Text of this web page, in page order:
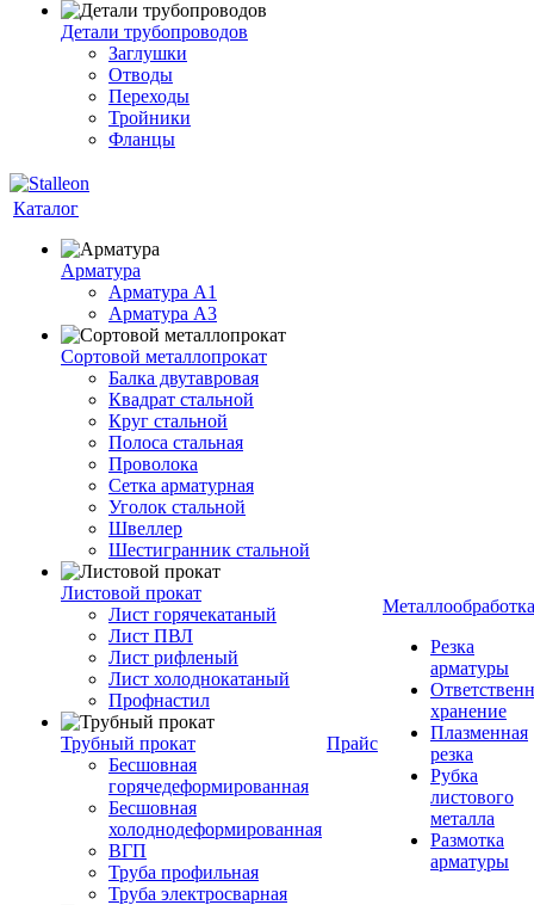
Детали трубопроводов
Заглушки
Отводы
Переходы
Тройники
Фланцы
Каталог
Арматура
Арматура A1
Арматура А3
Сортовой металлопрокат
Балка двутавровая
Квадрат стальной
Круг стальной
Полоса стальная
Проволока
Сетка арматурная
Уголок стальной
Швеллер
Шестигранник стальной
Листовой прокат
Лист горячекатаный
Лист ПВЛ
Лист рифленый
Лист холоднокатаный
Профнастил
Трубный прокат
Бесшовная
горячедеформированная
Бесшовная
холоднодеформированная
ВГП
Труба профильная
Труба электросварная
Прайс
Металлообработка
Резка
арматуры
хранение
Плазменная
резка
Рубка
листового
металла
Размотка
арматуры